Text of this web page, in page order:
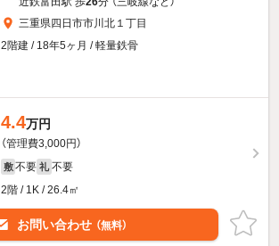
三重県四日市市川北１丁目
2階建 / 18年5ヶ月 / 軽量鉄骨
4.4万円
（管理費3,000円）
敷 不要 礼 不要
2階 / 1K / 26.4㎡
お問い合わせ （無料）